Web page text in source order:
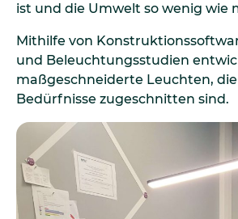
ist und die Umwelt so wenig wie
Mithilfe von
und Beleuchtungsstudien
maßgeschneiderte Leuchten,
Bedürfnisse zugeschnitten sind.